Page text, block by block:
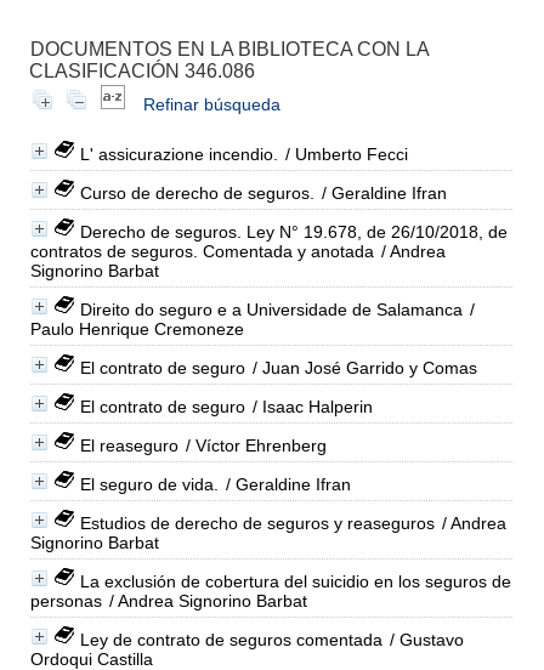
DOCUMENTOS EN LA BIBLIOTECA CON LA
CLASIFICACIÓN 346.086
Refinar búsqueda
L' assicurazione incendio.
/ Umberto Fecci
Curso de derecho de seguros.
/ Geraldine Ifran
Derecho de seguros. Ley N° 19.678, de 26/10/2018, de
contratos de seguros. Comentada y anotada / Andrea
Signorino Barbat
Direito do seguro e a Universidade de Salamanca /
Paulo Henrique Cremoneze
El contrato de seguro / Juan José Garrido y Comas
El contrato de seguro / Isaac Halperin
El reaseguro / Víctor Ehrenberg
El seguro de vida.
/ Geraldine Ifran
Estudios de derecho de seguros y reaseguros / Andrea
Signorino Barbat
La exclusión de cobertura del suicidio en los seguros de
personas / Andrea Signorino Barbat
Ley de contrato de seguros comentada / Gustavo
Ordoqui Castilla